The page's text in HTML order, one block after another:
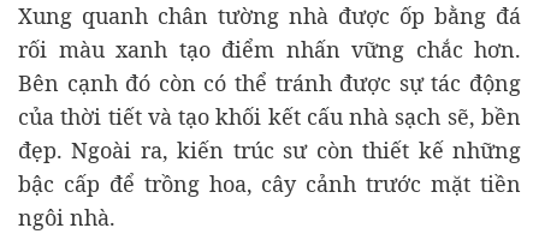
Xung quanh chân tường nhà được ốp bằng đá
rối màu xanh tạo điểm nhấn vững chắc hơn.
Bên cạnh đó còn có thể tránh được sự tác động
của thời tiết và tạo khối kết cấu nhà sạch sẽ, bền
đẹp. Ngoài ra, kiến trúc sư còn thiết kế những
bậc cấp để trồng hoa, cây cảnh trước mặt tiền
ngôi nhà.